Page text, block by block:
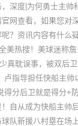
深度|为何勇士主帅
网查看，如果您对
？资讯内容有什么
美热搜！美球迷称
真耽误事，被双后
卢指导担任快船主帅
得分后卫就是得分+
自从成为快船主帅
队新援八村塁在场